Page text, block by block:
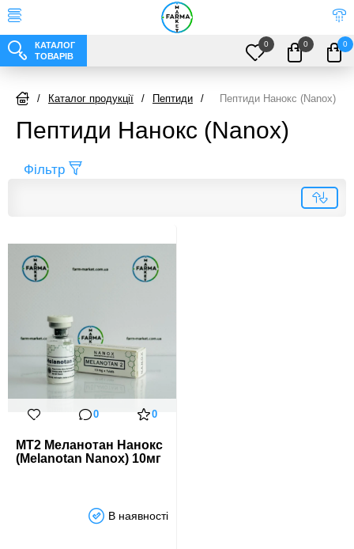
КАТАЛОГ
ТОВАРІВ
0 0 0
/ Каталог продукції / Пептиди / Пептиди Нанокс (Nanox)
Пептиди Нанокс (Nanox)
Фільтр
0 0
МТ2 Меланотан Нанокс
(Melanotan Nanox) 10мг
В наявності